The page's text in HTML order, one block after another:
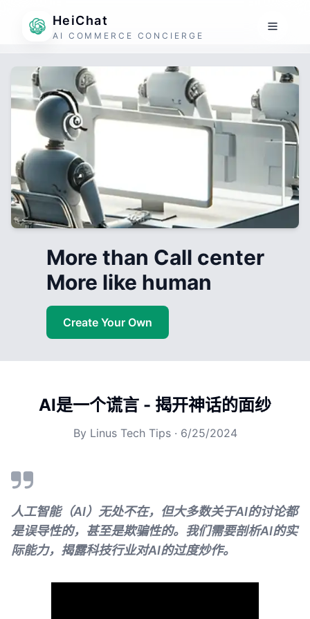
HeiChat
AI COMMERCE CONCIERGE
More than Call center
More like human
Create Your Own
AI是一个谎言 - 揭开神话的面纱
By Linus Tech Tips· 6/25/2024
人工智能（AI）无处不在，但大多数关于AI的讨论都
是误导性的，甚至是欺骗性的。我们需要剖析AI的实
际能力，揭露科技行业对AI的过度炒作。